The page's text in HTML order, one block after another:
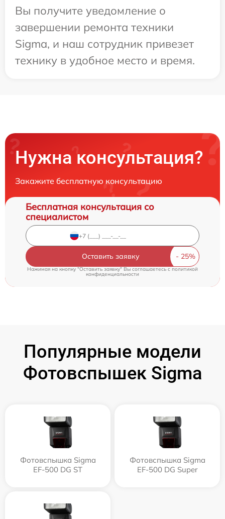
Вы получите уведомление о
завершении ремонта техники
Sigma, и наш сотрудник привезет
технику в удобное место и время.
Нужна консультация?
Закажите бесплатную консультацию
Бесплатная консультация со
специалистом
Оставить заявку
Нажимая на кнопку "Оставить заявку" Вы соглашаетесь c политикой
конфиденциальности
Популярные модели
Фотовспышек Sigma
Фотовспышка Sigma
EF-500 DG ST
Фотовспышка Sigma
EF-500 DG Super